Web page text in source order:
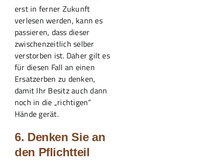
erst in ferner Zukunft
verlesen werden, kann es
passieren, dass dieser
zwischenzeitlich selber
verstorben ist. Daher gilt es
für diesen Fall an einen
Ersatzerben zu denken,
damit Ihr Besitz auch dann
noch in die „richtigen“
Hände gerät.
6. Denken Sie an
den Pflichtteil